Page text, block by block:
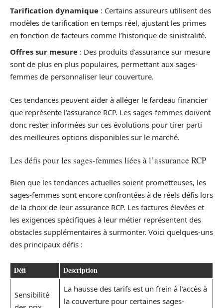
Tarification dynamique : Certains assureurs utilisent des
modèles de tarification en temps réel, ajustant les primes
en fonction de facteurs comme l’historique de sinistralité.
Offres sur mesure : Des produits d’assurance sur mesure
sont de plus en plus populaires, permettant aux sages-
femmes de personnaliser leur couverture.
Ces tendances peuvent aider à alléger le fardeau financier
que représente l’assurance RCP. Les sages-femmes doivent
donc rester informées sur ces évolutions pour tirer parti
des meilleures options disponibles sur le marché.
Les défis pour les sages-femmes liées à l’assurance RCP
Bien que les tendances actuelles soient prometteuses, les
sages-femmes sont encore confrontées à de réels défis lors
de la choix de leur assurance RCP. Les factures élevées et
les exigences spécifiques à leur métier représentent des
obstacles supplémentaires à surmonter. Voici quelques-uns
des principaux défis :
Défi Description
Sensibilité
La hausse des tarifs est un frein à l’accès à
la couverture pour certaines sages-